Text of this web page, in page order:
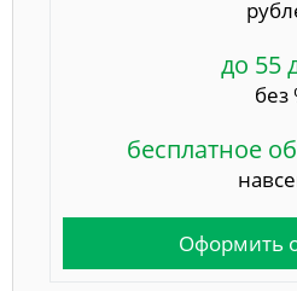
до 55
без
бесплатное
Оформить